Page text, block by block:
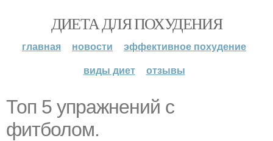
ДИЕТА ДЛЯ ПОХУДЕНИЯ
главная новости
эффективное похудение
виды диет
отзывы
Топ 5 упражнений с
фитболом.